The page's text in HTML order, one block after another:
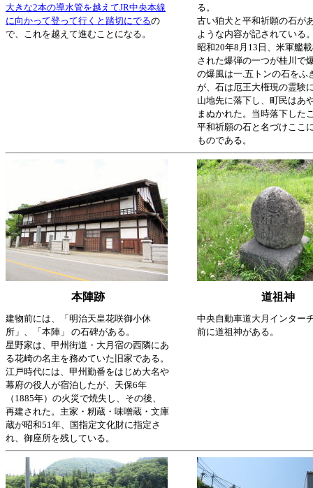
大きな2本の導水管を越えてJR中央本線
に向かって登って行くと踏切にでるの
で、これを越えて進むことになる。
る。
古い狛犬と平和祈願の石が
ような内容が記されている
昭和20年8月13日、米軍艦
された爆弾の一つが桂川で
の爆風は一.五トンの石をふ
が、石は厄王大権現の霊験
山地先に落下し、町民はあ
まぬかれた。当時落下した
平和祈願の石と名づけここ
ものである。
本陣跡 道祖神
建物前には、「明治天皇花咲御小休
所」、「本陣」 の石碑がある。
星野家は、甲州街道・大月宿の西隣にあ
る花崎の名主を務めていた旧家である。
江戸時代には、甲州勤番をはじめ大名や
幕府の役人が宿泊したが、天保6年
（1885年）の火災で焼失し、その後、
再建された。主家・籾蔵・味噌蔵・文庫
蔵が昭和51年、国指定文化財に指定さ
れ、御座所を残している。
中央自動車道大月インター
前に道祖神がある。